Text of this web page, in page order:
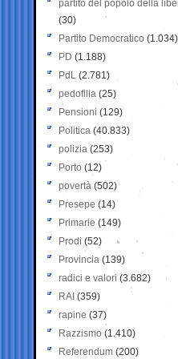
partito del popolo della
(30)
Partito Democratico (1.034)
PD (1.188)
PdL (2.781)
pedofilia (25)
Pensioni (129)
Politica (40.833)
polizia (253)
Porto (12)
povertà (502)
Presepe (14)
Primarie (149)
Prodi (52)
Provincia (139)
radici e valori (3.682)
RAI (359)
rapine (37)
Razzismo (1.410)
Referendum (200)